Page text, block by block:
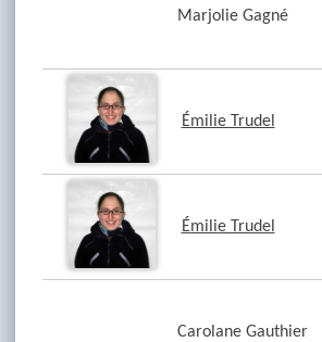
Marjolie Gagné
Émilie Trudel
Émilie Trudel
Carolane Gauthier